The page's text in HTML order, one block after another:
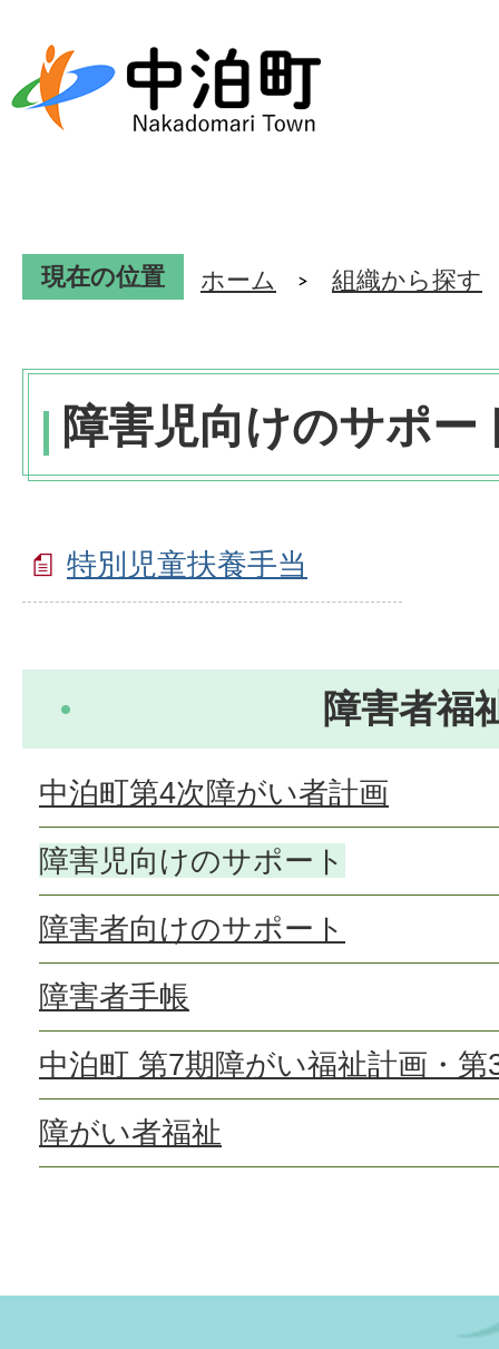
現在の位置 ホーム 組織から探す
障害児向けのサポー
特別児童扶養手当
障害者福
中泊町第4次障がい者計画
障害児向けのサポート
障害者向けのサポート
障害者手帳
中泊町 第7期障がい福祉計画・
障がい者福祉